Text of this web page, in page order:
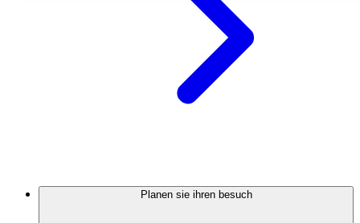
Planen sie ihren besuch